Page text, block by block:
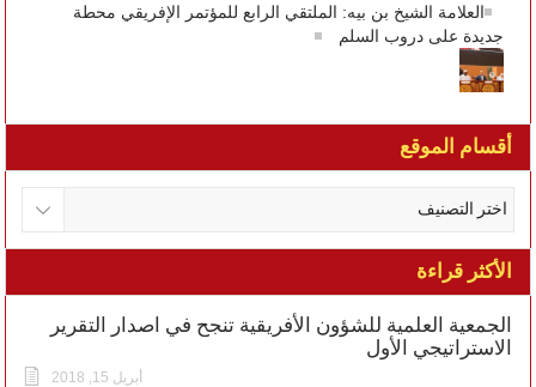
العلامة الشيخ بن بيه: الملتقي الرابع للمؤتمر الإفريقي محطة
جديدة على دروب السلم
أقسام الموقع
الأكثر قراءة
الجمعية العلمية للشؤون الأفريقية تنجح في اصدار التقرير
الاستراتيجي الأول
أبريل 15, 2018